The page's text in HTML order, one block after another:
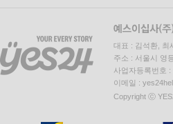
대표 : 김석환, 최
주소 : 서울시 영
사업자등록번호
이메일 :
Copyright ⓒ